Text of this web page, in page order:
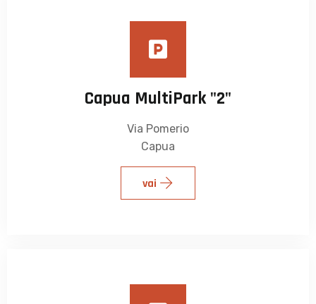
Capua MultiPark "2"
Via Pomerio
Capua
vai